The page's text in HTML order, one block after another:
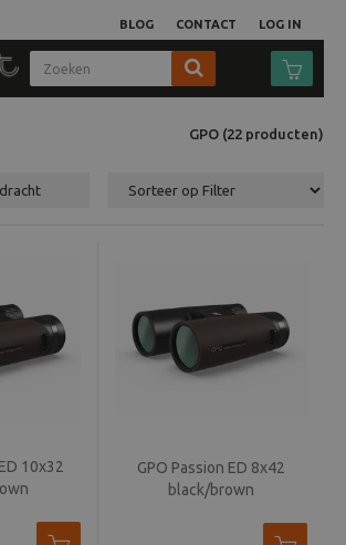
LOG IN
BLOG CONTACT
GPO (22 producten)
10x32
GPO Passion ED 8x42
black/brown